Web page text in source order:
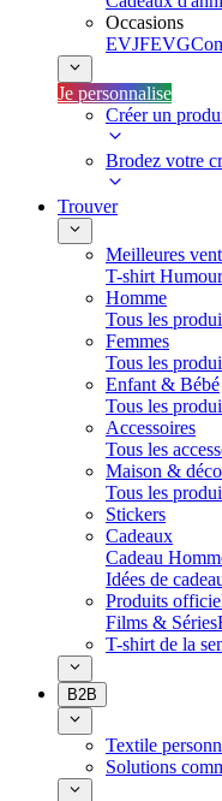
Occasions
EVJFEVG
Je personnalise
Créer un
Brodez votre
Trouver
Meilleures
T-shirt Humour
Homme
Tous les
Femmes
Tous les
Enfant & Bébé
Tous les
Accessoires
Tous les
Maison & déco
Tous les
Stickers
Cadeaux
Cadeau
Idées de
Produits
Films & Séries
T-shirt de la
B2B
Textile
Solutions